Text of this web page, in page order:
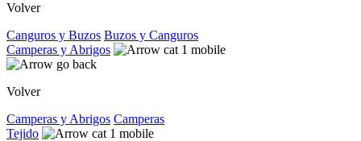
Volver
Canguros y Buzos Buzos y Canguros
Camperas y Abrigos
Volver
Camperas y Abrigos Camperas
Tejido